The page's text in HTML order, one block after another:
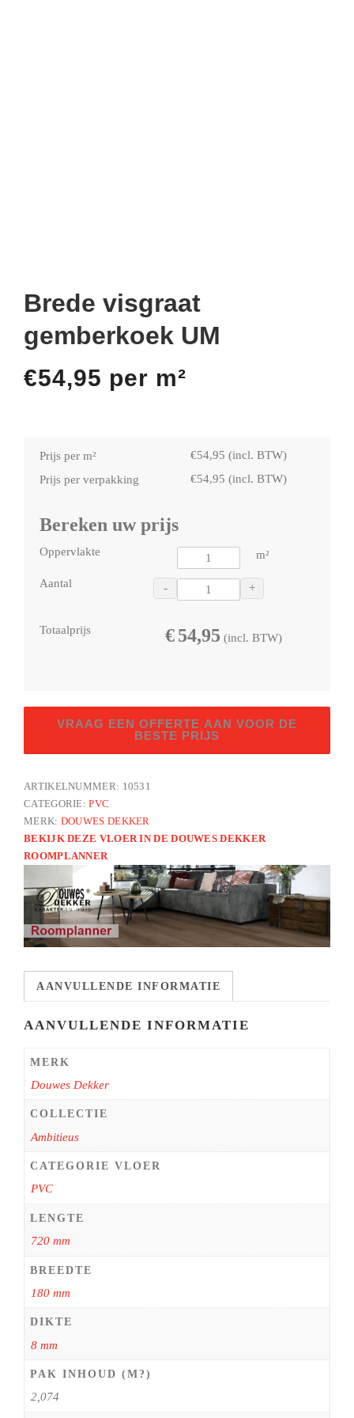
Brede visgraat
gemberkoek UM
€54,95 per m²
Prijs per m² €54,95 (incl. BTW)
Prijs per verpakking
€54,95 (incl. BTW)
Bereken uw prijs
Oppervlakte m²
Aantal - +
Totaalprijs €54,95 (incl. BTW)
gemberkoek
VRAAG EEN OFFERTE AAN VOOR DE
BESTE PRIJS
ARTIKELNUMMER: 10531
CATEGORIE:PVC
MERK: DOUWES DEKKER
BEKIJK DEZE VLOER IN DE DOUWES DEKKER
ROOMPLANNER
AANVULLENDE INFORMATIE
AANVULLENDE INFORMATIE
MERK
Douwes Dekker
COLLECTIE
Ambitieus
CATEGORIE VLOER
PVC
LENGTE
720 mm
BREEDTE
180 mm
DIKTE
8 mm
PAK INHOUD (M?)
2,074